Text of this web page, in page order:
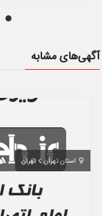
آگهی‌های مشابه
استان تهران تهران